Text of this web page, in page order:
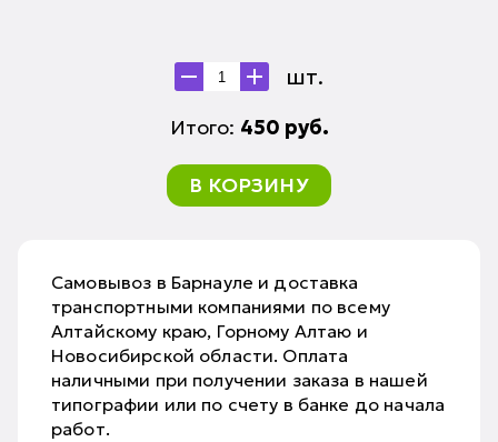
шт.
Итого: 450 руб.
В КОРЗИНУ
Самовывоз в Барнауле и доставка
транспортными компаниями по всему
Алтайскому краю, Горному Алтаю и
Новосибирской области. Оплата
наличными при получении заказа в нашей
типографии или по счету в банке до начала
работ.